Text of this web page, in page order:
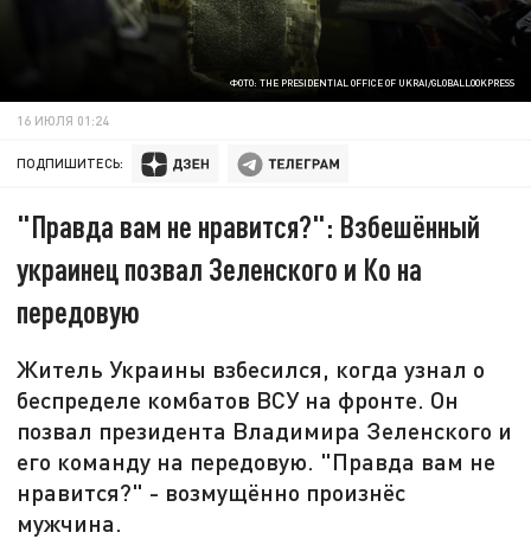
ФОТО: THE PRESIDENTIAL OFFICE OF UKRAI/GLOBALLOOKPRESS
16 ИЮЛЯ 01:24
ПОДПИШИТЕСЬ:
"Правда вам не нравится?": Взбешённый
украинец позвал Зеленского и Ко на
передовую
Житель Украины взбесился, когда узнал о
беспределе комбатов ВСУ на фронте. Он
позвал президента Владимира Зеленского и
его команду на передовую. "Правда вам не
нравится?" - возмущённо произнёс
мужчина.